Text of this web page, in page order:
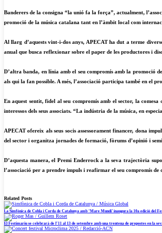
Banderers de la consigna “la unió fa la força”, actualment,
promoció de la música catalana tant en l’àmbit local com
Al llarg d’aquests vint-i-dos anys, APECAT ha dut a terme
anual que busca reflexionar sobre el paper de les productores i
D’altra banda, en línia amb el seu compromís amb la promoció
als qui la fan possible. A més, l’associació participa també en el
En aquest sentit, fidel al seu compromís amb el sector, la
interessos dels seus associats. “La indústria de la música, en
APECAT ofereix als seus socis assessorament financer, dona
del sector i organitza jornades de formació, fòrums d’opinió i
D’aquesta manera, el Premi Enderrock a la seva trajectòria
l’associació per a prendre impuls i reafirmar el seu compromís
Related Posts
La Simfònica de Cobla i Corda de Catalunya amb ‘Mare Mundi’ inaugura la 10a edició del
El Festimariu se celebrarà de l’11 al 13 de setembre amb una trentena de propostes en la